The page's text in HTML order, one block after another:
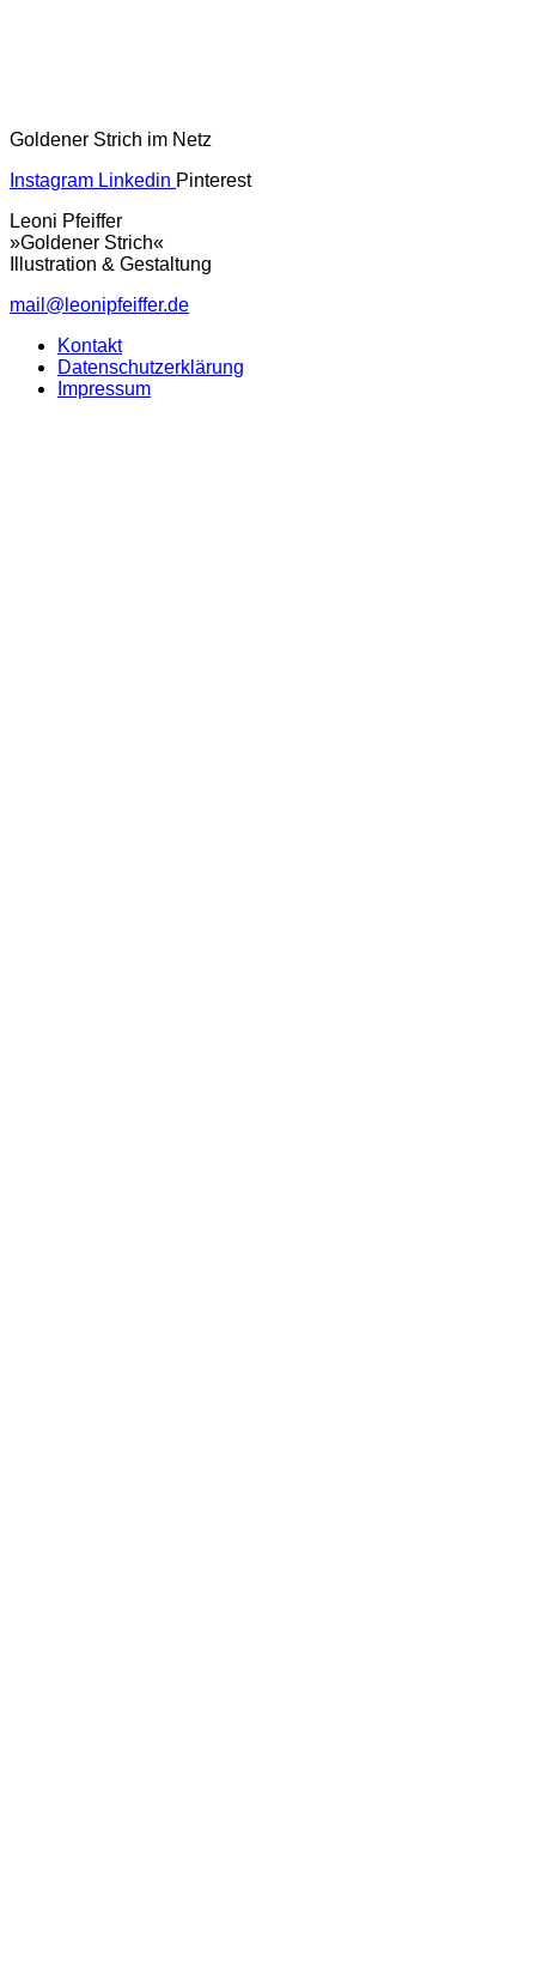
Goldener Strich im Netz
Instagram Linkedin Pinterest
Leoni Pfeiffer
»Goldener Strich«
Illustration & Gestaltung
mail@leonipfeiffer.de
Kontakt
Datenschutzerklärung
Impressum